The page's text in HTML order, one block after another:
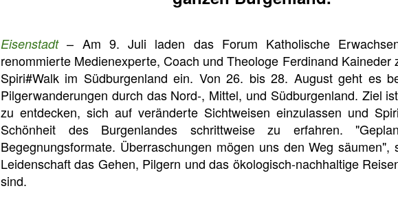
Eisenstadt– Am 9. Juli laden das Forum Katholische
renommierte Medienexperte, Coach und Theologe Ferdinand Kaineder
Spiri#Walk im Südburgenland ein. Von 26. bis 28. August geht es
Pilgerwanderungen durch das Nord-, Mittel, und Südburgenland. Ziel
zu entdecken, sich auf veränderte Sichtweisen einzulassen und
Schönheit des Burgenlandes schrittweise zu erfahren.
Begegnungsformate. Überraschungen mögen uns den Weg säumen",
Leidenschaft das Gehen, Pilgern und das ökologisch-nachhaltige
sind.